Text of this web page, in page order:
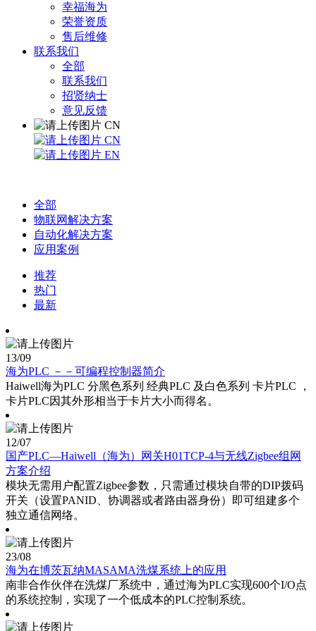
幸福海为
荣誉资质
售后维修
联系我们
全部
联系我们
招贤纳士
意见反馈
CN
CN
EN
全部
物联网解决方案
自动化解决方案
应用案例
推荐
热门
最新
13/09
海为PLC －－可编程控制器简介
Haiwell海为PLC 分黑色系列 经典PLC 及白色系列 卡片PLC ，
卡片PLC因其外形相当于卡片大小而得名。
12/07
国产PLC—Haiwell（海为）网关H01TCP-4与无线Zigbee组网
方案介绍
模块无需用户配置Zigbee参数，只需通过模块自带的DIP拨码
开关（设置PANID、协调器或者路由器身份）即可组建多个
独立通信网络。
23/08
海为在博茨瓦纳MASAMA洗煤系统上的应用
南非合作伙伴在洗煤厂系统中，通过海为PLC实现600个I/O点
的系统控制，实现了一个低成本的PLC控制系统。